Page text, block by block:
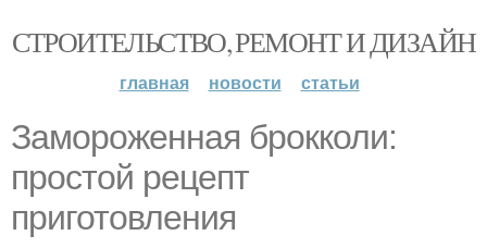
СТРОИТЕЛЬСТВО, РЕМОНТ И ДИЗАЙН
главная новости статьи
Замороженная брокколи:
простой рецепт
приготовления